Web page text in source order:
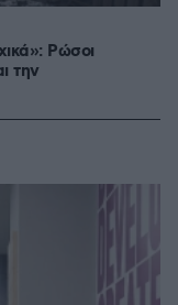
Ρώσοι
την